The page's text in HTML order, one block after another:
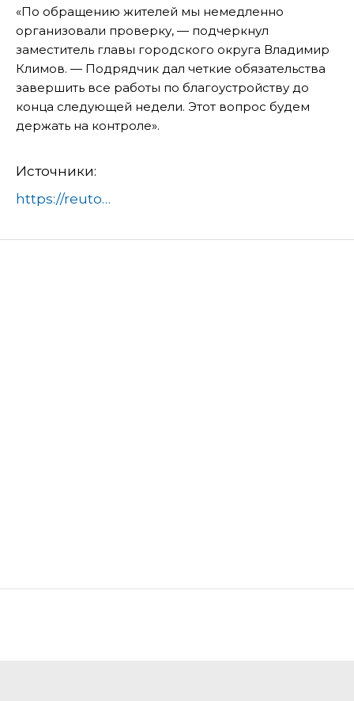
«По обращению жителей мы немедленно
организовали проверку, — подчеркнул
заместитель главы городского округа Владимир
Климов. — Подрядчик дал четкие обязательства
завершить все работы по благоустройству до
конца следующей недели. Этот вопрос будем
держать на контроле».
Источники:
https://reutov.net/article/upravlyayuschie-kompanii-reutova-gotovyatsya-k-obscheoblastnomu-subbotniku-674808